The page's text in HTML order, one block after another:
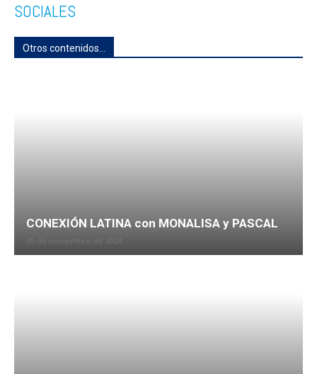
SOCIALES
Otros contenidos...
CONEXIÓN LATINA con MONALISA y PASCAL
30 de noviembre de 2024